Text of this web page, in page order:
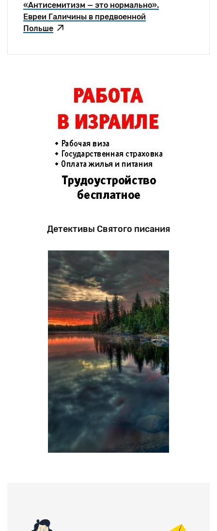
«Антисемитизм — это нормально».
Евреи Галичины в предвоенной
Польше
Детективы Святого писания